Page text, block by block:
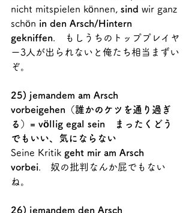
nicht mitspielen können, sind wir ganz
schön in den Arsch/Hintern
gekniffen .　もしうちのトッププレイヤ
ー3人が出られないと俺たち相当まずい
ぞ。
25) jemandem am Arsch
vorbeigehen（誰かのケツを通り過ぎ
る）= völlig egal sein　まったくどう
でもいい、気にならない
Seine Kritik geht mir am Arsch
vorbei .　奴の批判なんか屁でもない
ね。
26) jemandem den Arsch